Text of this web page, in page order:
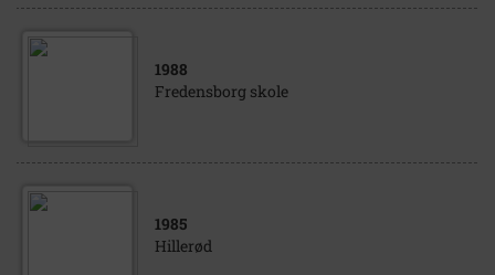
1988
Fredensborg skole
1985
Hillerød